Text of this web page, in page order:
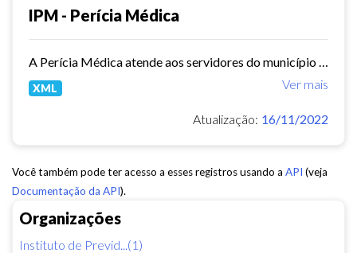
Organizações
Instituto de Previd...(1)
IPM - Perícia Médica
Ver mais
XML
Atualização: 16/11/2022
Você também pode ter acesso a esses registros usando a API (veja
Documentação da API).